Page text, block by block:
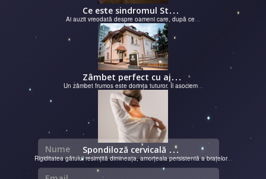
C
e este sindromul Stockholm și de ce victimele își apără agresorii.
Ai auzit vreodată despre oameni care, după ce
Z
âmbet perfect cu ajutorul unui cabinet dentar
Un zâmbet frumos este dorința tuturor. Îl asociem...
S
pondiloză cervicală – semnale de alarmă și soluții moderne chirurgie...
Rigiditatea gâtului resimțită dimineața, amorțeala persistentă a brațelor...
Nume